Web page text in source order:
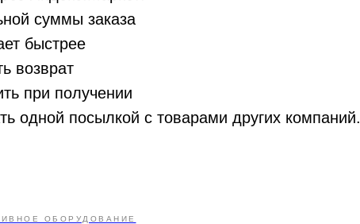
суммы заказа
быстрее
возврат
при получении
одной посылкой с товарами других компаний.
ОБОРУДОВАНИЕ